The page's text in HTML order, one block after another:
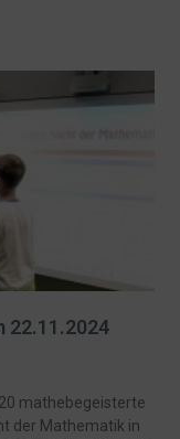
22.11.2024
mathebegeisterte
der Mathematik in